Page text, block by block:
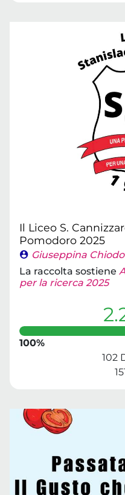
Il Liceo S.
Pomodoro 2025
Giuseppina Chiodo
La raccolta sostiene
per la ricerca 2025
100%
102